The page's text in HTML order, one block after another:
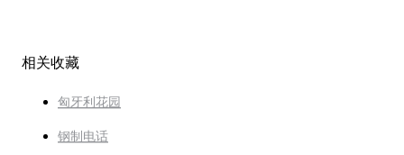
相关收藏
匈牙利花园
钢制电话